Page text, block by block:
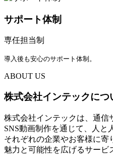
サポート体制
専任担当制
導入後も安心のサポート体制。
ABOUT US
株式会社インテックにつ
株式会社インテックは、通信
SNS動画制作を通じて、人と
それぞれの企業やお客様に寄
魅力と可能性を広げるサービ